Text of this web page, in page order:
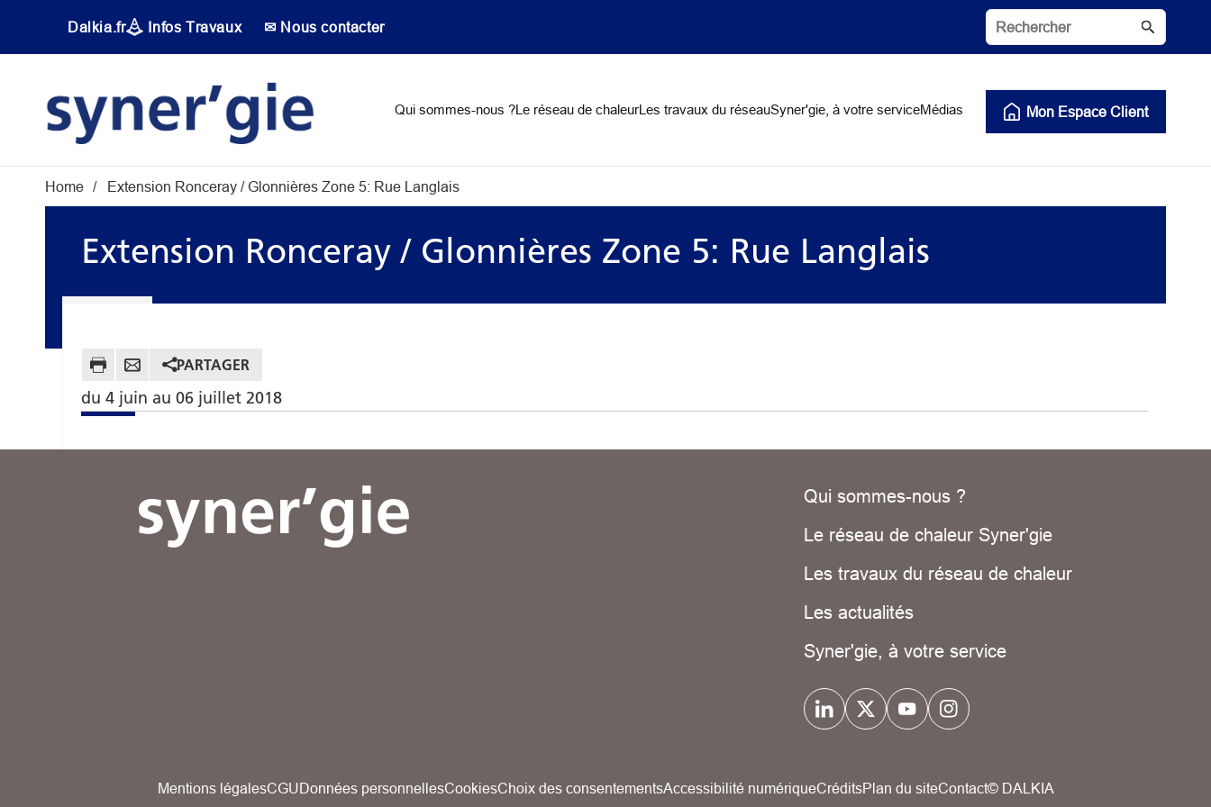
Dalkia.fr Infos Travaux ✉ Nous contacter
Qui sommes-nous ?Le réseau de chaleurLes travaux du réseauSyner'gie, à votre serviceMédias Mon Espace Client
Fil d'Ariane
Home Extension Ronceray / Glonnières Zone 5: Rue Langlais
Extension Ronceray / Glonnières Zone 5: Rue Langlais
PARTAGER
du 4 juin au 06 juillet 2018
Qui sommes-nous ?
Le réseau de chaleur Syner'gie
Les travaux du réseau de chaleur
Les actualités
Syner'gie, à votre service
Mentions légalesCGUDonnées personnellesCookiesChoix des consentementsAccessibilité numériqueCréditsPlan du siteContact© DALKIA